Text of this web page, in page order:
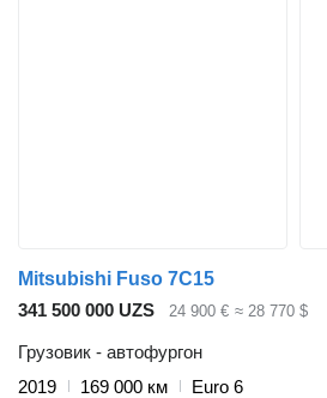
Mitsubishi Fuso 7C15
341 500 000 UZS
24 900 € ≈ 28 770 $
Грузовик - автофургон
2019
169 000 км
Euro 6